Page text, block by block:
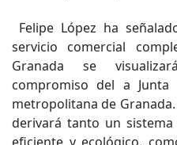
Felipe López ha
servicio comercial
Granada se
compromiso del a
metropolitana de
derivará tanto un